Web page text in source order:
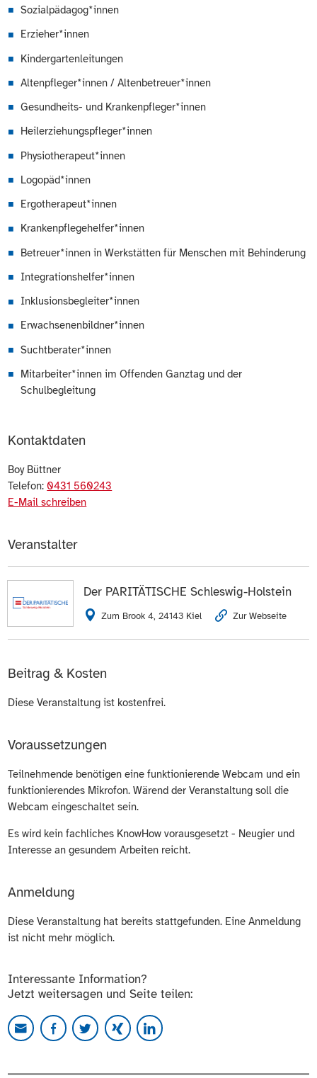
Sozialpädagog*innen
Erzieher*innen
Kindergartenleitungen
Altenpfleger*innen / Altenbetreuer*innen
Gesundheits- und Krankenpfleger*innen
Heilerziehungspfleger*innen
Physiotherapeut*innen
Logopäd*innen
Ergotherapeut*innen
Krankenpflegehelfer*innen
Betreuer*innen in Werkstätten für Menschen mit Behinderung
Integrationshelfer*innen
Inklusionsbegleiter*innen
Erwachsenenbildner*innen
Suchtberater*innen
Mitarbeiter*innen im Offenden Ganztag und der
Schulbegleitung
Kontaktdaten
Boy Büttner
Telefon: 0431 560243
E-Mail schreiben
Veranstalter
Der PARITÄTISCHE Schleswig-Holstein
Zum Brook 4, 24143 Kiel Zur Webseite
Beitrag & Kosten
Diese Veranstaltung ist kostenfrei.
Voraussetzungen
Teilnehmende benötigen eine funktionierende Webcam und ein
funktionierendes Mikrofon. Wärend der Veranstaltung soll die
Webcam eingeschaltet sein.
Es wird kein fachliches KnowHow vorausgesetzt - Neugier und
Interesse an gesundem Arbeiten reicht.
Anmeldung
Diese Veranstaltung hat bereits stattgefunden. Eine Anmeldung
ist nicht mehr möglich.
Interessante Information?
Jetzt weitersagen und Seite teilen: